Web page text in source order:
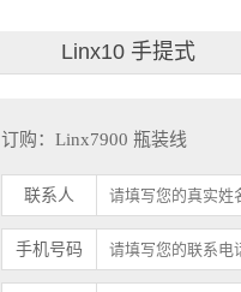
Linx10 手提式
订购：Linx7900 瓶装线
联系人
手机号码